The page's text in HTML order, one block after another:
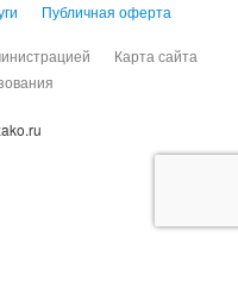
Публичная оферта
Карта сайта